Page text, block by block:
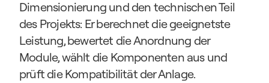
Dimensionierung und den technischen Teil
des Projekts: Er berechnet die geeignetste
Leistung, bewertet die Anordnung der
Module, wählt die Komponenten aus und
prüft die Kompatibilität der Anlage.